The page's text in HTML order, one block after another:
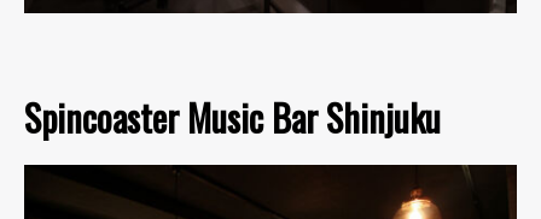
Spincoaster Music Bar Shinjuku